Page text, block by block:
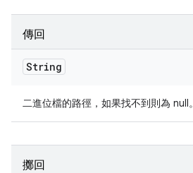
傳回
String
二進位檔的路徑，如果找不到則為 null。
擲回